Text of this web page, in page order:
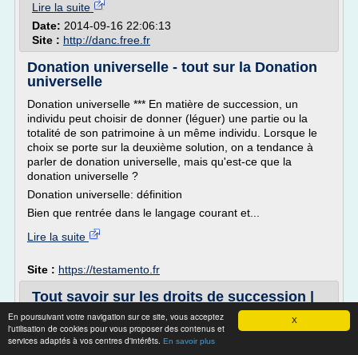
X
En poursuivant votre navigation sur ce site, vous acceptez
l'utilisation de cookies pour vous proposer des contenus et
services adaptés à vos centres d'intérêts. En savoir plus
Lire la suite
Date: 2014-09-16 22:06:13
Site : http://danc.free.fr
Donation universelle - tout sur la Donation
universelle
Donation universelle *** En matière de succession, un
individu peut choisir de donner (léguer) une partie ou la
totalité de son patrimoine à un même individu. Lorsque le
choix se porte sur la deuxième solution, on a tendance à
parler de donation universelle, mais qu'est-ce que la
donation universelle ?
Donation universelle: définition
Bien que rentrée dans le langage courant et...
Lire la suite
Site : https://testamento.fr
Tout savoir sur les droits de succession |
Pratique.fr
Quels sont les biens exonérés de droits de succession ?